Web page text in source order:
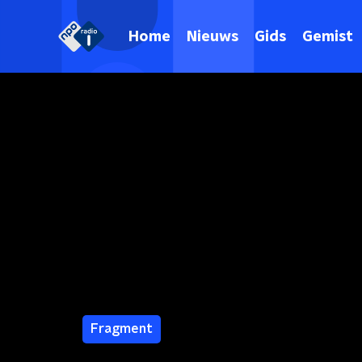
Home Nieuws Gids Gemist
Fragment